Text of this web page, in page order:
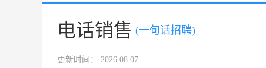
电话销售 (一句话招聘)
更新时间： 2026.08.07